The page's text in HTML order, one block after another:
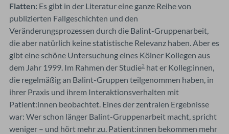
Flatten: Es gibt in der Literatur eine ganze Reihe von
publizierten Fallgeschichten und den
Veränderungsprozessen durch die Balint-Gruppenarbeit,
die aber natürlich keine statistische Relevanz haben. Aber es
gibt eine schöne Untersuchung eines Kölner Kollegen aus
dem Jahr 1999. Im Rahmen der Studie2 hat er Kolleg:innen,
die regelmäßig an Balint-Gruppen teilgenommen haben, in
ihrer Praxis und ihrem Interaktionsverhalten mit
Patient:innen beobachtet. Eines der zentralen Ergebnisse
war: Wer schon länger Balint-Gruppenarbeit macht, spricht
weniger – und hört mehr zu. Patient:innen bekommen mehr